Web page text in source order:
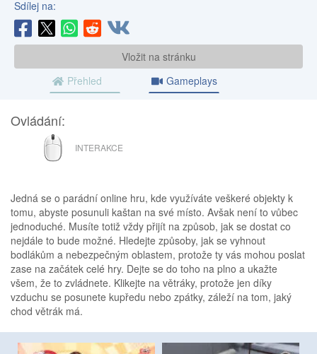
Sdílej na:
Vložit na stránku
Přehled
Gameplays
Ovládání:
MYŠ
INTERAKCE
Jedná se o parádní online hru, kde využíváte veškeré objekty k
tomu, abyste posunuli kaštan na své místo. Avšak není to vůbec
jednoduché. Musíte totiž vždy přijít na způsob, jak se dostat co
nejdále to bude možné. Hledejte způsoby, jak se vyhnout
bodlákům a nebezpečným oblastem, protože ty vás mohou poslat
zase na začátek celé hry. Dejte se do toho na plno a ukažte
všem, že to zvládnete. Klikejte na větráky, protože jen díky
vzduchu se posunete kupředu nebo zpátky, záleží na tom, jaký
chod větrák má.